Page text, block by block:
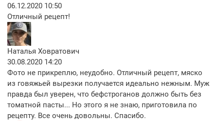
06.12.2020 10:50
Отличный рецепт!
Наталья Ховратович
30.08.2020 14:20
Фото не прикреплю, неудобно. Отличный рецепт, мяско
из говяжьей вырезки получается идеально нежным. Муж
правда был уверен, что бефстроганов должно быть без
томатной пасты... Но этого я не знаю, приготовила по
рецепту. Все очень довольны. Спасибо.